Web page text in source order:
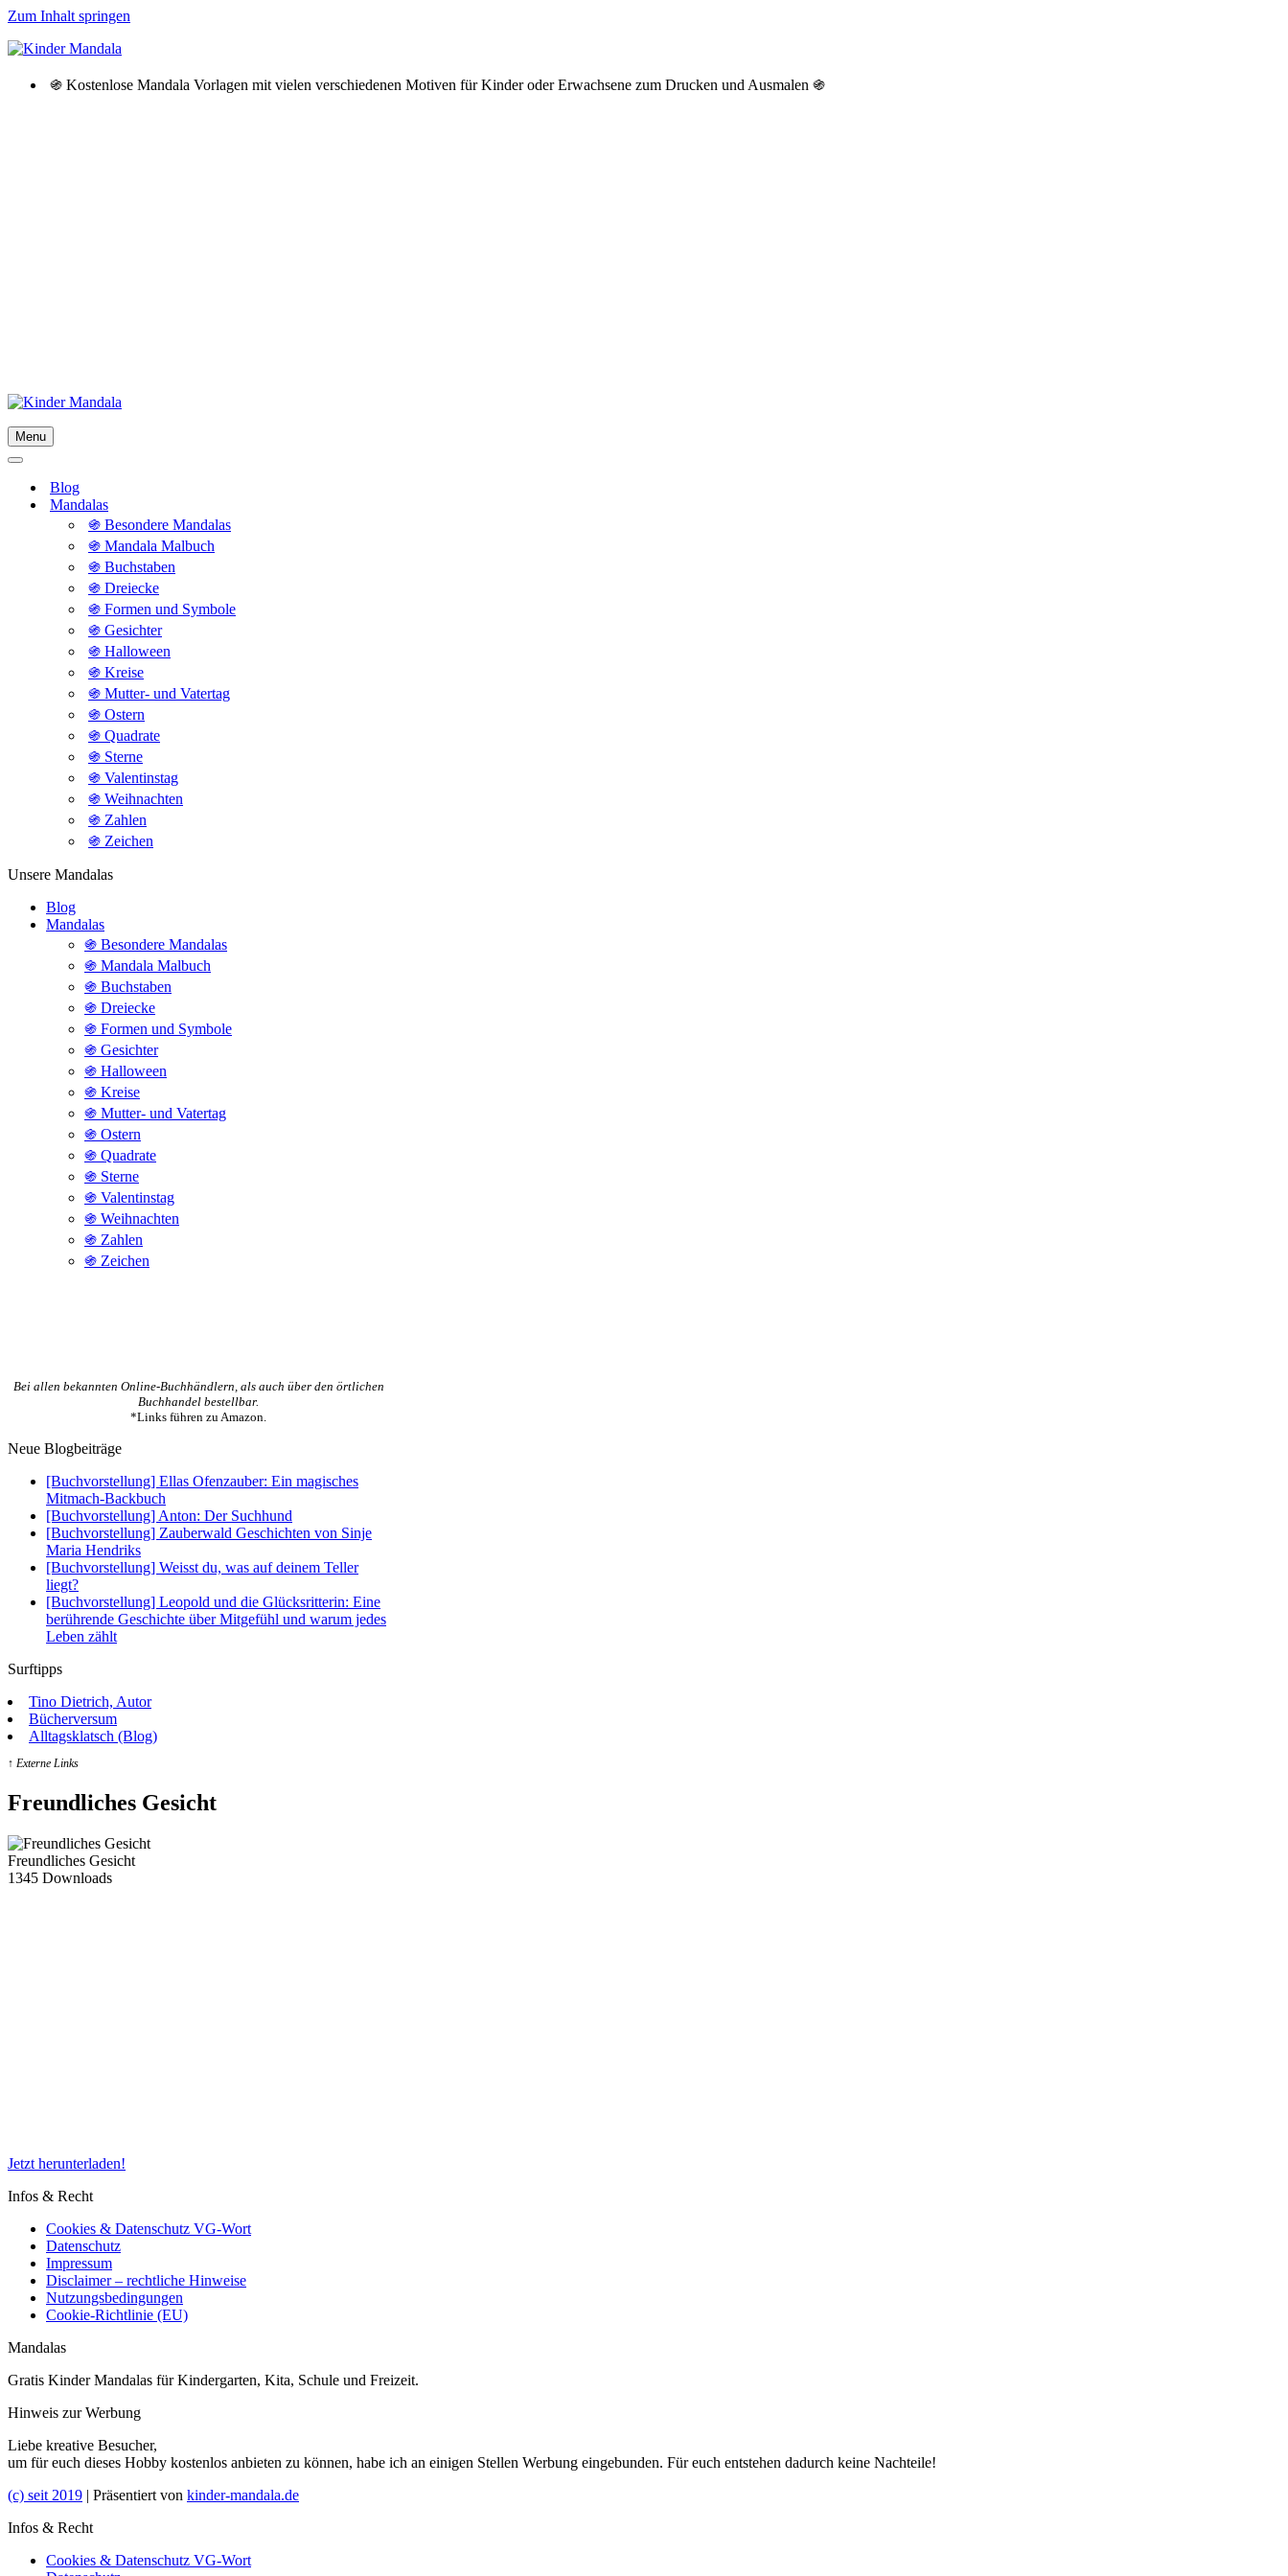
Zum Inhalt springen
֍ Kostenlose Mandala Vorlagen mit vielen verschiedenen Motiven für Kinder oder Erwachsene zum Drucken und Ausmalen ֍
Menu
Navigationsmenü
Navigationsmenü
Blog
Mandalas
֍ Besondere Mandalas
֍ Mandala Malbuch
֍ Buchstaben
֍ Dreiecke
֍ Formen und Symbole
֍ Gesichter
֍ Halloween
֍ Kreise
֍ Mutter- und Vatertag
֍ Ostern
֍ Quadrate
֍ Sterne
֍ Valentinstag
֍ Weihnachten
֍ Zahlen
֍ Zeichen
Unsere Mandalas
Blog
Mandalas
֍ Besondere Mandalas
֍ Mandala Malbuch
֍ Buchstaben
֍ Dreiecke
֍ Formen und Symbole
֍ Gesichter
֍ Halloween
֍ Kreise
֍ Mutter- und Vatertag
֍ Ostern
֍ Quadrate
֍ Sterne
֍ Valentinstag
֍ Weihnachten
֍ Zahlen
֍ Zeichen
Bei allen bekannten Online-Buchhändlern, als auch über den örtlichen
Buchhandel bestellbar.
*Links führen zu Amazon.
Neue Blogbeiträge
[Buchvorstellung] Ellas Ofenzauber: Ein magisches
Mitmach-Backbuch
[Buchvorstellung] Anton: Der Suchhund
[Buchvorstellung] Zauberwald Geschichten von Sinje
Maria Hendriks
[Buchvorstellung] Weisst du, was auf deinem Teller
liegt?
[Buchvorstellung] Leopold und die Glücksritterin: Eine
berührende Geschichte über Mitgefühl und warum jedes
Leben zählt
Surftipps
Tino Dietrich, Autor
Bücherversum
Alltagsklatsch (Blog)
↑ Externe Links
Freundliches Gesicht
Freundliches Gesicht
1345 Downloads
Jetzt herunterladen!
Infos & Recht
Cookies & Datenschutz VG-Wort
Datenschutz
Impressum
Disclaimer – rechtliche Hinweise
Nutzungsbedingungen
Cookie-Richtlinie (EU)
Mandalas
Gratis Kinder Mandalas für Kindergarten, Kita, Schule und Freizeit.
Hinweis zur Werbung
Liebe kreative Besucher,
um für euch dieses Hobby kostenlos anbieten zu können, habe ich an einigen Stellen Werbung eingebunden. Für euch entstehen dadurch keine Nachteile!
(c) seit 2019 | Präsentiert von kinder-mandala.de
Infos & Recht
Cookies & Datenschutz VG-Wort